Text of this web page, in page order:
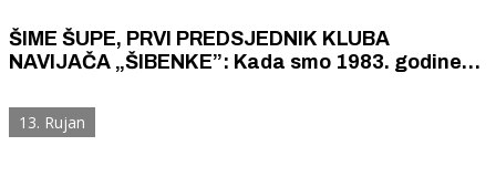
ŠIME ŠUPE, PRVI PREDSJEDNIK KLUBA
NAVIJAČA „ŠIBENKE”: Kada smo 1983. godine
reagirala milicija, ali se vlast uplašila.
13. Rujan